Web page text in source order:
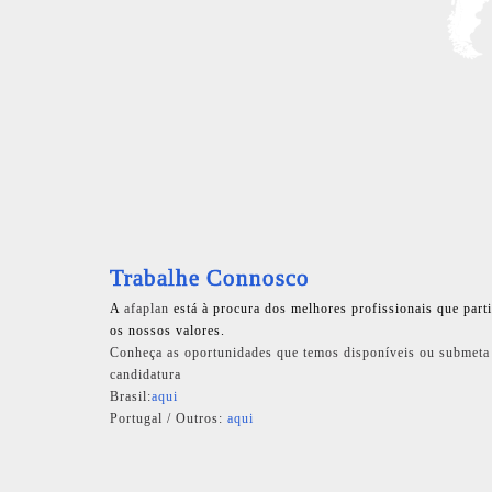
Trabalhe Connosco
A afaplan está à procura dos melhores profissionais que
os nossos valores.
Conheça as oportunidades que temos disponíveis ou submeta
candidatura
Brasil:aqui
Portugal / Outros: aqui